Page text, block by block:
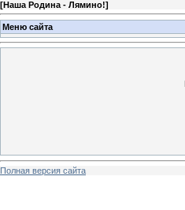
[Наша Родина - Лямино!]
Меню сайта
Полная версия сайта